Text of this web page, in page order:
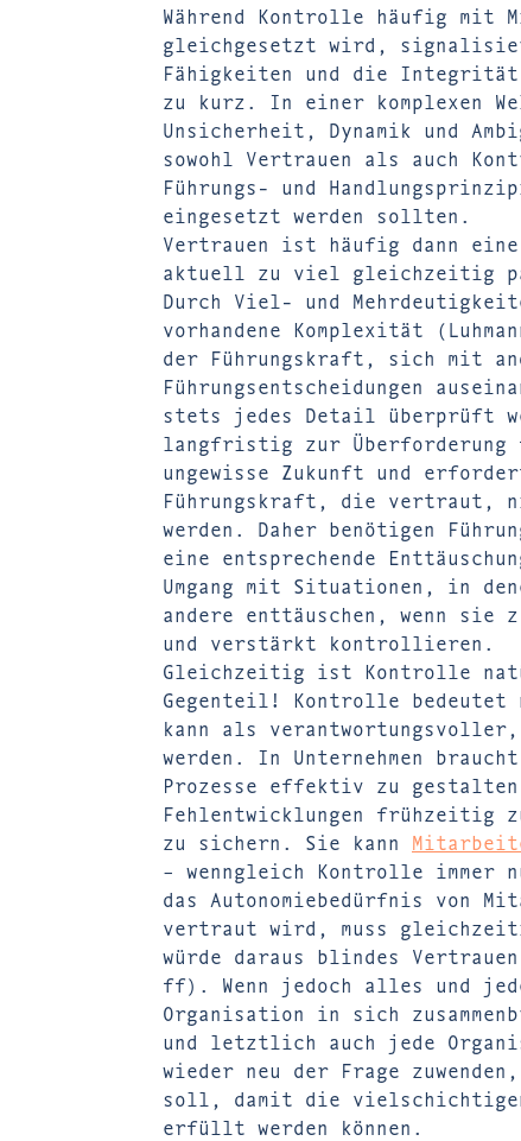
Während Kontrolle häufig mit
gleichgesetzt wird,
Fähigkeiten und die
zu kurz. In einer komplexen
Unsicherheit, Dynamik und
sowohl Vertrauen als auch
Führungs- und
eingesetzt werden sollten.
Vertrauen ist häufig dann eine
aktuell zu viel gleichzeitig
Durch Viel- und
vorhandene Komplexität
der Führungskraft, sich mit
Führungsentscheidungen
stets jedes Detail überprüft
langfristig zur
ungewisse Zukunft und
Führungskraft, die vertraut,
werden. Daher benötigen
eine entsprechende
Umgang mit Situationen, in
andere enttäuschen, wenn sie
und verstärkt kontrollieren.
Gleichzeitig ist Kontrolle
Gegenteil! Kontrolle bedeutet
kann als verantwortungsvoller,
werden. In Unternehmen
Prozesse effektiv zu
Fehlentwicklungen frühzeitig
zu sichern. Sie kann
– wenngleich Kontrolle immer
das Autonomiebedürfnis von
vertraut wird, muss
würde daraus blindes
ff). Wenn jedoch alles und
Organisation in sich
und letztlich auch jede
wieder neu der Frage
soll, damit die vielschichtigen
erfüllt werden können.